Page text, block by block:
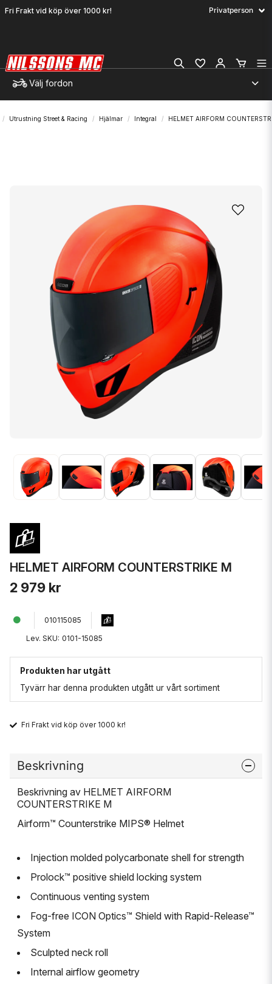
Fri Frakt vid köp över 1000 kr!
Välj fordon
Utrustning Street & Racing Hjälmar Integral HELMET AIRFORM
HELMET AIRFORM COUNTERSTRIKE M
2 979 kr
010115085
Lev. SKU: 0101-15085
Produkten har utgått
Tyvärr har denna produkten utgått ur vårt sortiment
Fri Frakt vid köp över 1000 kr!
Beskrivning
Beskrivning av HELMET AIRFORM
COUNTERSTRIKE M
Airform™ Counterstrike MIPS® Helmet
Injection molded polycarbonate shell for strength
Prolock™ positive shield locking system
Continuous venting system
Fog-free ICON Optics™ Shield with Rapid-Release™
System
Sculpted neck roll
Internal airflow geometry